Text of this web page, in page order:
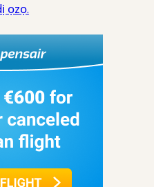
ọzọ.